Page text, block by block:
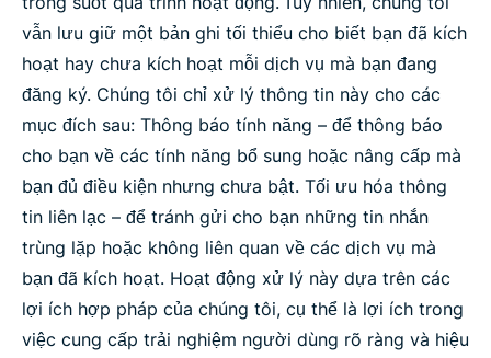
vẫn lưu giữ một bản ghi tối thiểu cho biết bạn đã kích
hoạt hay chưa kích hoạt mỗi dịch vụ mà bạn đang
đăng ký. Chúng tôi chỉ xử lý thông tin này cho các
mục đích sau: Thông báo tính năng – để thông báo
cho bạn về các tính năng bổ sung hoặc nâng cấp mà
bạn đủ điều kiện nhưng chưa bật. Tối ưu hóa thông
tin liên lạc – để tránh gửi cho bạn những tin nhắn
trùng lặp hoặc không liên quan về các dịch vụ mà
bạn đã kích hoạt. Hoạt động xử lý này dựa trên các
lợi ích hợp pháp của chúng tôi, cụ thể là lợi ích trong
việc cung cấp trải nghiệm người dùng rõ ràng và hiệu